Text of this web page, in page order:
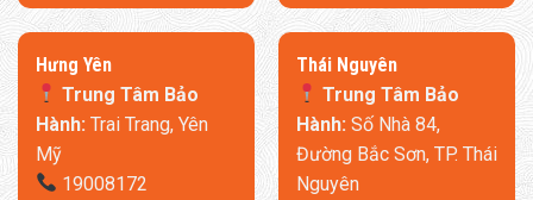
​Hưng Yên
Trung Tâm Bảo
Hành: Trai Trang, Yên
Mỹ
19008172
Thái Nguyên
Trung Tâm Bảo
Hành: Số Nhà 84,
Đường Bắc Sơn, TP. Thái
Nguyên